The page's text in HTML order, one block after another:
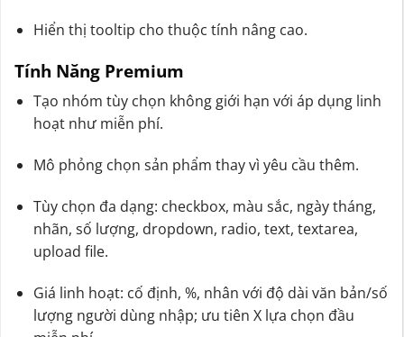
Hiển thị tooltip cho thuộc tính nâng cao.
Tính Năng Premium
Tạo nhóm tùy chọn không giới hạn với áp dụng linh
hoạt như miễn phí.
Mô phỏng chọn sản phẩm thay vì yêu cầu thêm.
Tùy chọn đa dạng: checkbox, màu sắc, ngày tháng,
nhãn, số lượng, dropdown, radio, text, textarea,
upload file.
Giá linh hoạt: cố định, %, nhân với độ dài văn bản/số
lượng người dùng nhập; ưu tiên X lựa chọn đầu